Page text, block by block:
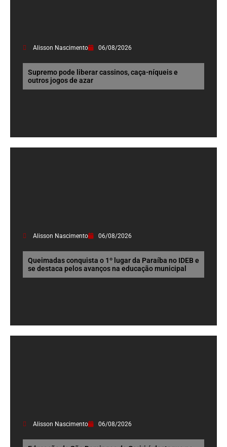
Alisson Nascimento 06/08/2026
Supremo pode liberar cassinos, caça-níqueis e
outros jogos de azar
Alisson Nascimento 06/08/2026
Queimadas conquista o 1º lugar da Paraíba no IDEB e
se destaca pelos avanços na educação municipal
Alisson Nascimento 06/08/2026